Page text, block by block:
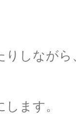
りしながら
ます。